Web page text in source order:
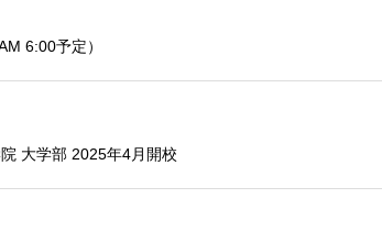
6:00予定）
大学部 2025年4月開校